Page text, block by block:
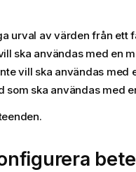
urval av värden från ett
ska användas med en
vill ska användas med
som ska användas med